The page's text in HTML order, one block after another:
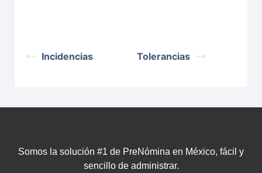
Incidencias Tolerancias
Somos la solución #1 de PreNómina en México, fácil y
sencillo de administrar.